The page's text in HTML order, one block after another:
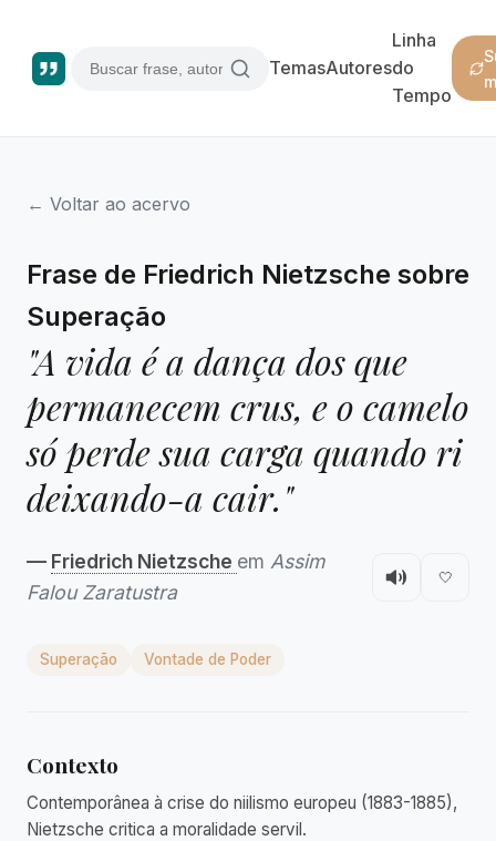
TemasAutores
Linha
do
Tempo
← Voltar ao acervo
Frase de Friedrich Nietzsche sobre
Superação
"A vida é a dança dos que
permanecem crus, e o camelo
só perde sua carga quando ri
deixando-a cair."
— Friedrich Nietzsche em Assim
Falou Zaratustra
🤍
Superação Vontade de Poder
Contexto
Contemporânea à crise do niilismo europeu (1883-1885),
Nietzsche critica a moralidade servil.